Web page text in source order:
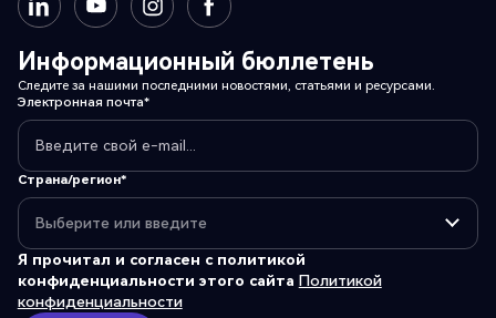
Информационный бюллетень
Следите за нашими последними новостями, статьями и ресурсами.
Электронная почта*
Страна/регион*
Я прочитал и согласен с политикой
конфиденциальности этого сайта Политикой
конфиденциальности